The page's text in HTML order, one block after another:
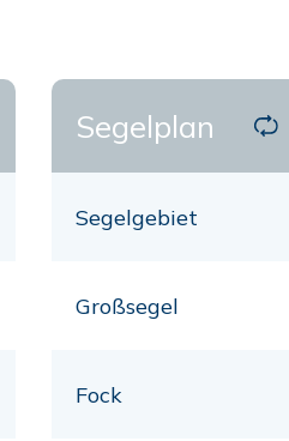
Segelplan
Segelgebiet
Großsegel
Fock